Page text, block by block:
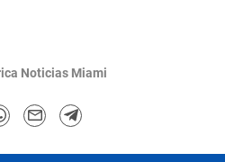
Noticias Miami